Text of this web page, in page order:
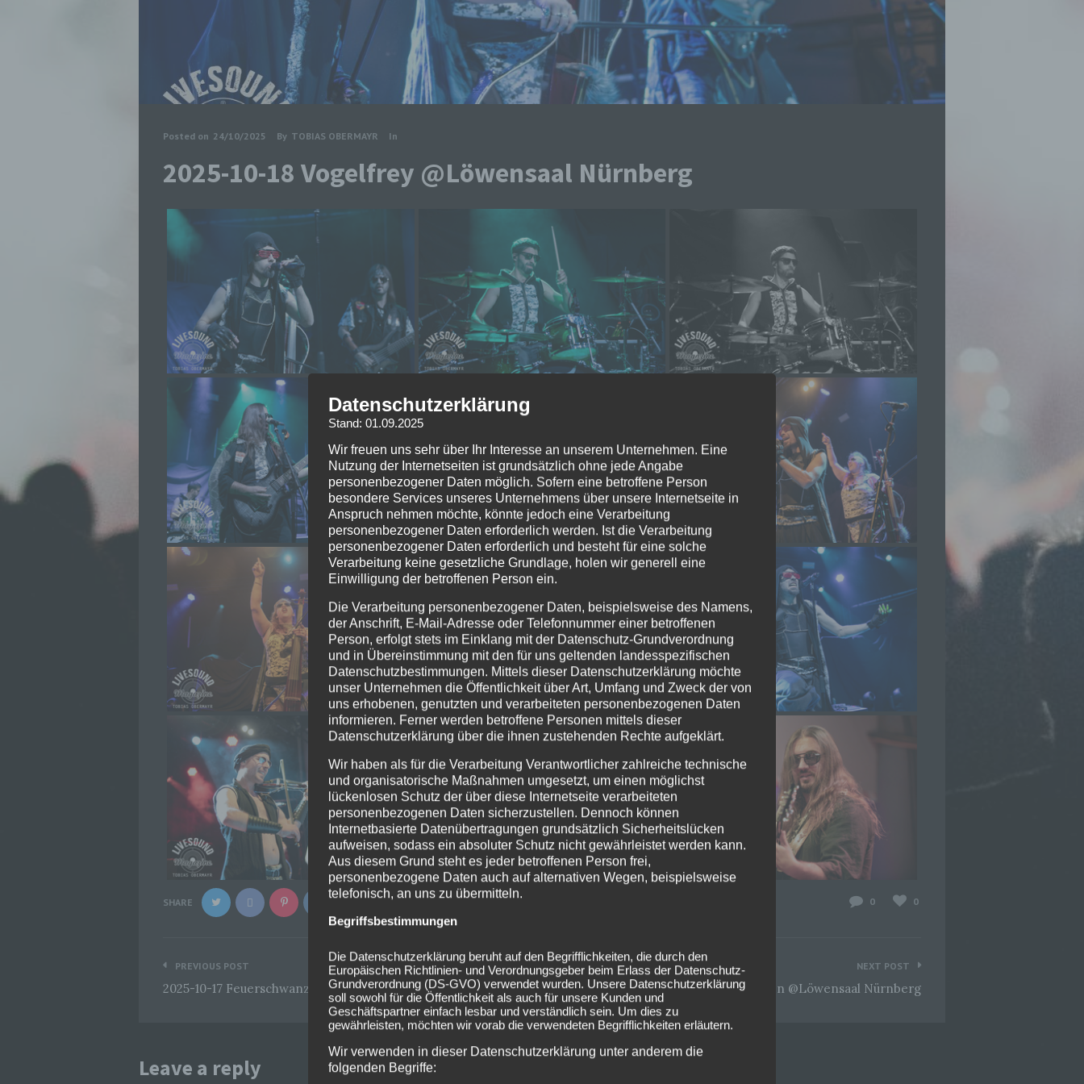
Posted on 24/10/2025 By TOBIAS OBERMAYR In
2025-10-18 Vogelfrey @Löwensaal Nürnberg
SHARE 0 0
Beitragsnavigation
PREVIOUS POST
2025-10-17 Feuerschwanz @Zenith München
NEXT POST
2025-10-18 Mr. Hurley & Die Pulveraffen @Löwensaal Nürnberg
Leave a reply
Datenschutzerklärung
Stand: 01.09.2025
Wir freuen uns sehr über Ihr Interesse an unserem Unternehmen. Eine
Nutzung der Internetseiten ist grundsätzlich ohne jede Angabe
personenbezogener Daten möglich. Sofern eine betroffene Person
besondere Services unseres Unternehmens über unsere Internetseite in
Anspruch nehmen möchte, könnte jedoch eine Verarbeitung
personenbezogener Daten erforderlich werden. Ist die Verarbeitung
personenbezogener Daten erforderlich und besteht für eine solche
Verarbeitung keine gesetzliche Grundlage, holen wir generell eine
Einwilligung der betroffenen Person ein.
Die Verarbeitung personenbezogener Daten, beispielsweise des Namens,
der Anschrift, E-Mail-Adresse oder Telefonnummer einer betroffenen
Person, erfolgt stets im Einklang mit der Datenschutz-Grundverordnung
und in Übereinstimmung mit den für uns geltenden landesspezifischen
Datenschutzbestimmungen. Mittels dieser Datenschutzerklärung möchte
unser Unternehmen die Öffentlichkeit über Art, Umfang und Zweck der von
uns erhobenen, genutzten und verarbeiteten personenbezogenen Daten
informieren. Ferner werden betroffene Personen mittels dieser
Datenschutzerklärung über die ihnen zustehenden Rechte aufgeklärt.
Wir haben als für die Verarbeitung Verantwortlicher zahlreiche technische
und organisatorische Maßnahmen umgesetzt, um einen möglichst
lückenlosen Schutz der über diese Internetseite verarbeiteten
personenbezogenen Daten sicherzustellen. Dennoch können
Internetbasierte Datenübertragungen grundsätzlich Sicherheitslücken
aufweisen, sodass ein absoluter Schutz nicht gewährleistet werden kann.
Aus diesem Grund steht es jeder betroffenen Person frei,
personenbezogene Daten auch auf alternativen Wegen, beispielsweise
telefonisch, an uns zu übermitteln.
Begriffsbestimmungen
Die Datenschutzerklärung beruht auf den Begrifflichkeiten, die durch den
Europäischen Richtlinien- und Verordnungsgeber beim Erlass der Datenschutz-
Grundverordnung (DS-GVO) verwendet wurden. Unsere Datenschutzerklärung
soll sowohl für die Öffentlichkeit als auch für unsere Kunden und
Geschäftspartner einfach lesbar und verständlich sein. Um dies zu
gewährleisten, möchten wir vorab die verwendeten Begrifflichkeiten erläutern.
Wir verwenden in dieser Datenschutzerklärung unter anderem die
folgenden Begriffe: